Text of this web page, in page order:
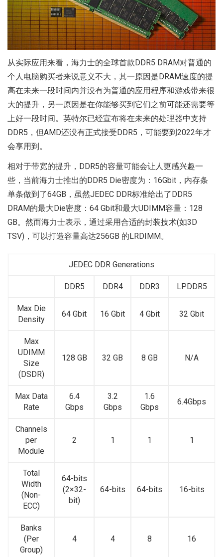
从实际应用来看，海力士的全球首款DDR5 DRAM对普通的
个人电脑购买者来说意义不大，其一原因是DRAM速度的提
高在未来一段时间内并没有为普通的应用程序和游戏带来很
大的提升，另一原因是在你能够买到它们之前可能还需要等
上好一段时间。英特尔已经宣布将在未来的处理器中支持
DDR5，但AMD还没有正式接受DDR5，可能要到2022年才
会享用到。
相对于带宽的提升，DDR5的容量可能会让人更感兴趣一
些，当前海力士推出的DDR5 Die密度为：16Gbit，内存条
单条做到了64GB，虽然JEDEC DDR标准给出了DDR5
DRAM的最大Die密度：64 Gbit和最大UDIMM容量：128
GB。然而海力士表示，通过采用合适的封装技术(如3D
TSV)，可以打造容量高达256GB 的LRDIMM。
JEDEC DDR Generations
DDR5 DDR4 DDR3 LPDDR5
Max Die
Density
64 Gbit 16 Gbit 4 Gbit 32 Gbit
Max
UDIMM
Size
(DSDR)
128 GB 32 GB 8 GB N/A
Max Data
Rate
6.4
Gbps
3.2
Gbps
1.6
Gbps
6.4Gbps
Channels
per
Module
2 1 1 1
Total
Width
(Non-
ECC)
64-bits
(2×32-
bit)
64-bits 64-bits 16-bits
Banks
(Per
Group)
4 4 8 16